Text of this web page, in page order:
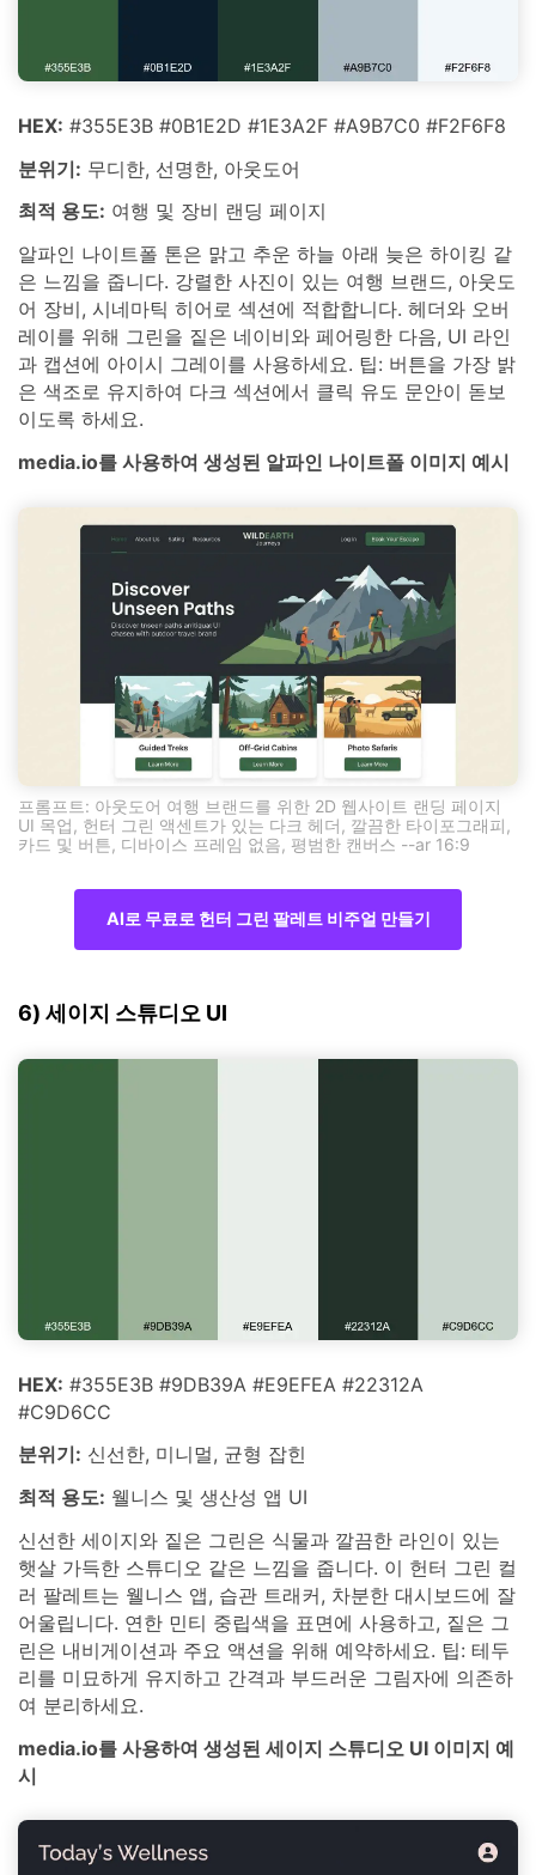
HEX: #355E3B #0B1E2D #1E3A2F #A9B7C0 #F2F6F8
분위기: 무디한, 선명한, 아웃도어
최적 용도: 여행 및 장비 랜딩 페이지
알파인 나이트폴 톤은 맑고 추운 하늘 아래 늦은 하이킹 같
은 느낌을 줍니다. 강렬한 사진이 있는 여행 브랜드, 아웃도
어 장비, 시네마틱 히어로 섹션에 적합합니다. 헤더와 오버
레이를 위해 그린을 짙은 네이비와 페어링한 다음, UI 라인
과 캡션에 아이시 그레이를 사용하세요. 팁: 버튼을 가장 밝
은 색조로 유지하여 다크 섹션에서 클릭 유도 문안이 돋보
이도록 하세요.
media.io를 사용하여 생성된 알파인 나이트폴 이미지 예시
프롬프트: 아웃도어 여행 브랜드를 위한 2D 웹사이트 랜딩 페이지
UI 목업, 헌터 그린 액센트가 있는 다크 헤더, 깔끔한 타이포그래피,
카드 및 버튼, 디바이스 프레임 없음, 평범한 캔버스 --ar 16:9
AI로 무료로 헌터 그린 팔레트 비주얼 만들기
6) 세이지 스튜디오 UI
HEX: #355E3B #9DB39A #E9EFEA #22312A
#C9D6CC
분위기: 신선한, 미니멀, 균형 잡힌
최적 용도: 웰니스 및 생산성 앱 UI
신선한 세이지와 짙은 그린은 식물과 깔끔한 라인이 있는
햇살 가득한 스튜디오 같은 느낌을 줍니다. 이 헌터 그린 컬
러 팔레트는 웰니스 앱, 습관 트래커, 차분한 대시보드에 잘
어울립니다. 연한 민티 중립색을 표면에 사용하고, 짙은 그
린은 내비게이션과 주요 액션을 위해 예약하세요. 팁: 테두
리를 미묘하게 유지하고 간격과 부드러운 그림자에 의존하
여 분리하세요.
media.io를 사용하여 생성된 세이지 스튜디오 UI 이미지 예
시